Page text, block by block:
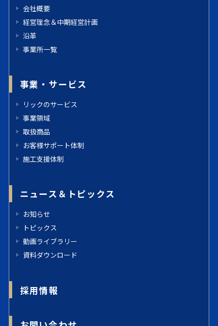
会社概要
経営理念＆中期経営計画
沿革
事業所一覧
事業・サービス
リックのサービス
事業領域
取扱商品
お客様サポート体制
施工支援体制
ニュース＆トピックス
お知らせ
トピックス
動画ライブラリー
資料ダウンロード
採用情報